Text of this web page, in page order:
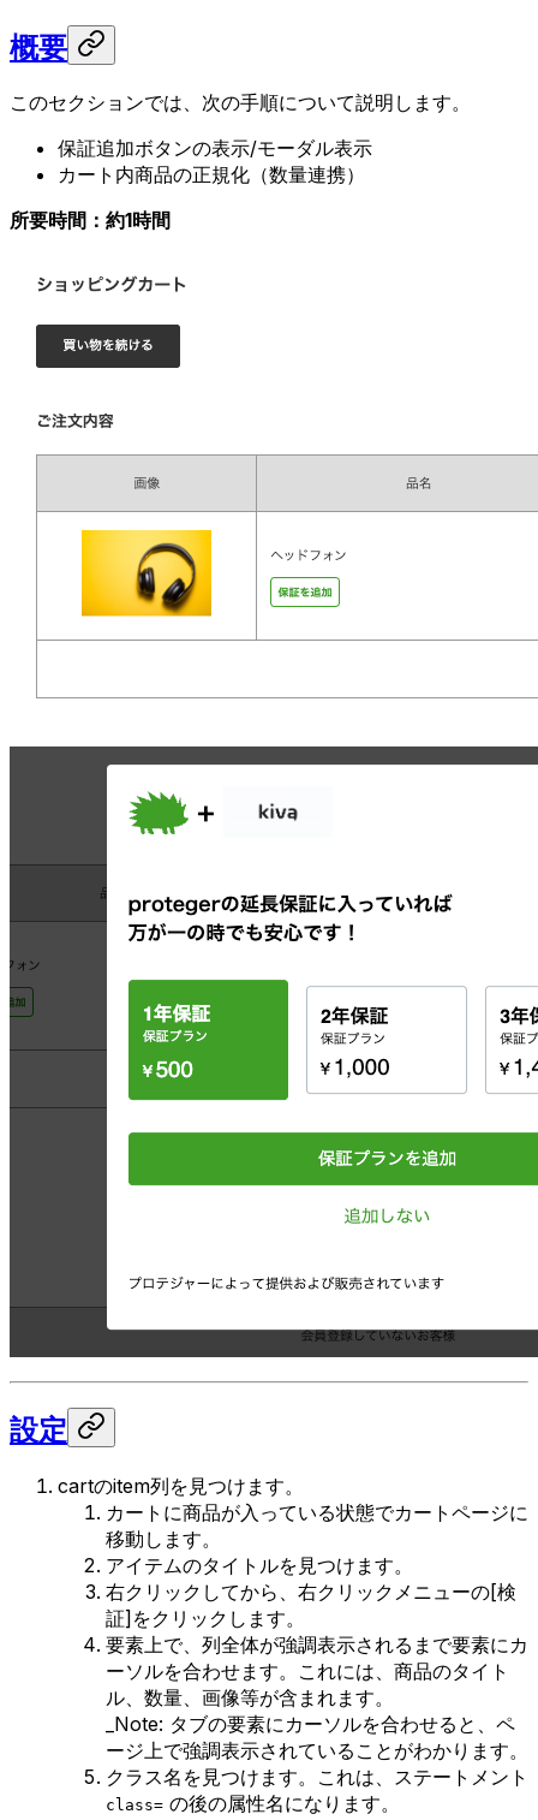
概要
このセクションでは、次の手順について説明します。
保証追加ボタンの表示/モーダル表示
カート内商品の正規化（数量連携）
所要時間：約1時間
設定
cartのitem列を見つけます。
カートに商品が入っている状態でカートページに
移動します。
アイテムのタイトルを見つけます。
右クリックしてから、右クリックメニューの[検
証]をクリックします。
要素上で、列全体が強調表示されるまで要素にカ
ーソルを合わせます。これには、商品のタイト
ル、数量、画像等が含まれます。
_Note: タブの要素にカーソルを合わせると、ペ
ージ上で強調表示されていることがわかります。
クラス名を見つけます。これは、ステートメント
class= の後の属性名になります。